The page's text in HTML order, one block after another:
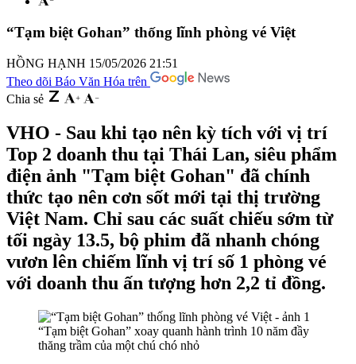
“Tạm biệt Gohan” thống lĩnh phòng vé Việt
HỒNG HẠNH 15/05/2026 21:51
Theo dõi Báo Văn Hóa trên
Chia sẻ
VHO - Sau khi tạo nên kỳ tích với vị trí
Top 2 doanh thu tại Thái Lan, siêu phẩm
điện ảnh "Tạm biệt Gohan" đã chính
thức tạo nên cơn sốt mới tại thị trường
Việt Nam. Chỉ sau các suất chiếu sớm từ
tối ngày 13.5, bộ phim đã nhanh chóng
vươn lên chiếm lĩnh vị trí số 1 phòng vé
với doanh thu ấn tượng hơn 2,2 tỉ đồng.
“Tạm biệt Gohan” xoay quanh hành trình 10 năm đầy
thăng trầm của một chú chó nhỏ